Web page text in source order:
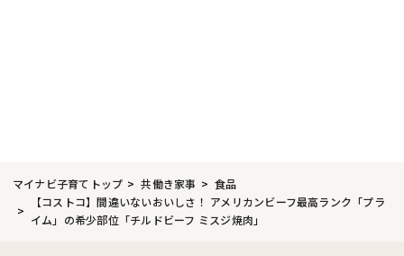
マイナビ子育てトップ 共働き家事
食品
【コストコ】間違いないおいしさ！ アメリカンビーフ最高ランク「プラ
イム」の希少部位「チルドビーフ ミスジ焼肉」